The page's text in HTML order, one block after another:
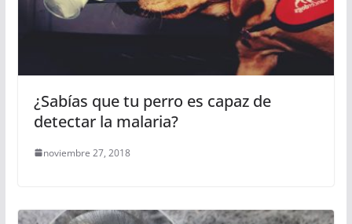
¿Sabías que tu perro es capaz de
detectar la malaria?
noviembre 27, 2018